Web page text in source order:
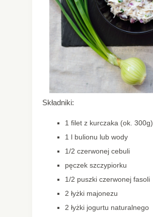
Składniki:
1 filet z kurczaka (ok. 300g)
1 l bulionu lub wody
1/2 czerwonej cebuli
pęczek szczypiorku
1/2 puszki czerwonej fasoli
2 łyżki majonezu
2 łyżki jogurtu naturalnego